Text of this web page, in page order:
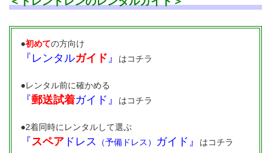
●初めての方向け
『レンタルガイド 』 はコチラ
●レンタル前に確かめる
『郵送試着ガイド』 はコチラ
●2着同時にレンタルして選ぶ
『 スペア ドレス （予備ドレス） ガイド』 はコチラ